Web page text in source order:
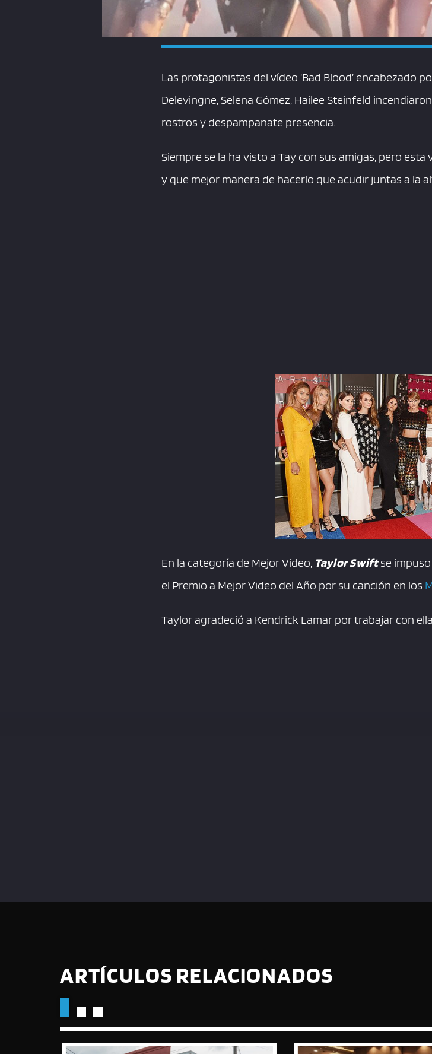
Las protagonistas del vídeo ‘Bad Blood’ encabezado
Delevingne, Selena Gómez, Hailee Steinfeld
rostros y despampanate presencia.
Siempre se la ha visto a Tay con sus amigas, pero
y que mejor manera de hacerlo que acudir juntas a la
En la categoría de Mejor Video, Taylor Swiftse
el Premio a Mejor Video del Año por su canción en los
Taylor agradeció a Kendrick Lamar por trabajar con ella
ARTÍCULOS RELACIONADOS